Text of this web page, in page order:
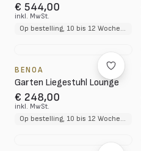
€ 544,00
inkl. MwSt.
Op bestelling, 10 bis 12 Wochen Lieferzeit
BENOA
Garten Liegestuhl Lounge
€ 248,00
inkl. MwSt.
Op bestelling, 10 bis 12 Wochen Lieferzeit